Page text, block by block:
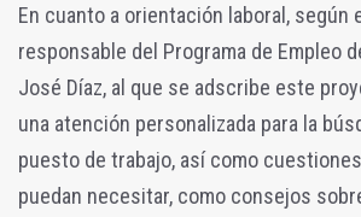
En cuanto a orientación laboral, según
responsable del Programa de Empleo
José Díaz, al que se adscribe este
una atención personalizada para la
puesto de trabajo, así como
puedan necesitar, como consejos